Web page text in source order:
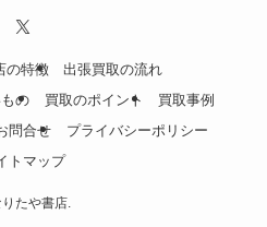
の特徴
出張買取の流れ
の
買取のポイント
買取事例
問合せ
プライバシーポリシー
トマップ
たや書店.